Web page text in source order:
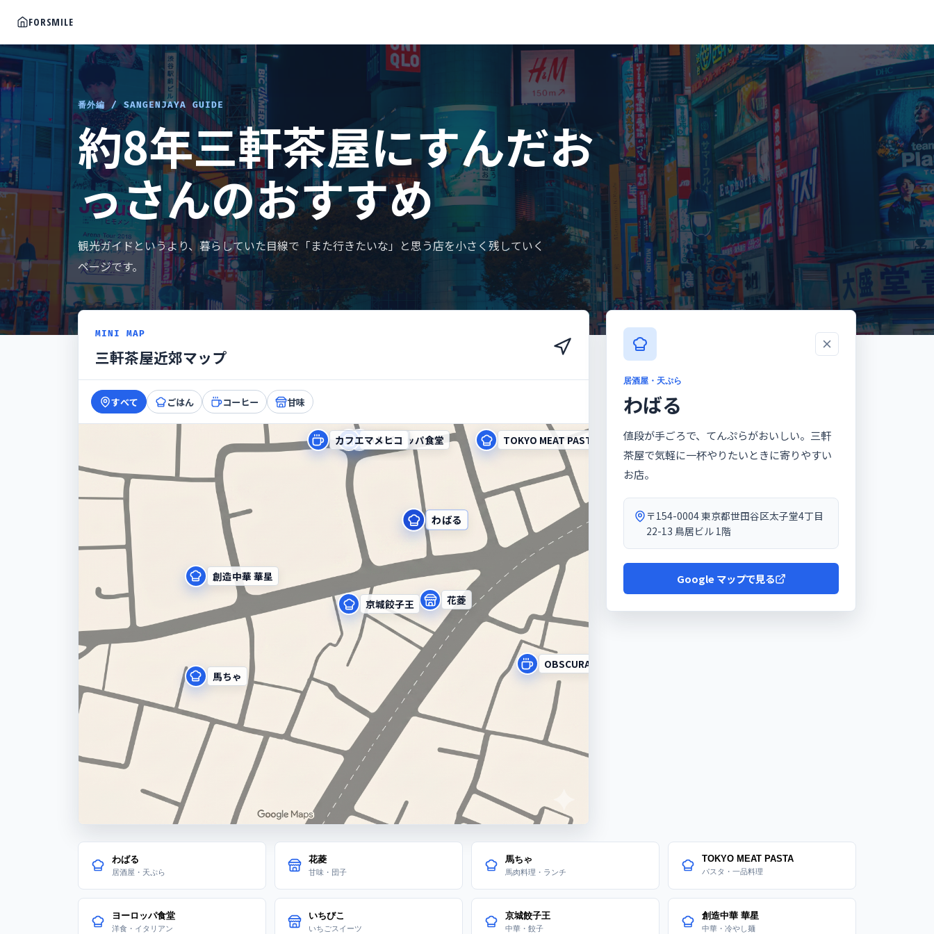
FORSMILE
番外編 / SANGENJAYA GUIDE
約8年三軒茶屋にすんだお
っさんのおすすめ
観光ガイドというより、暮らしていた目線で「また行きたいな」と思う店を小さく残していく
ページです。
MINI MAP
三軒茶屋近郊マップ
すべて ごはん コーヒー 甘味
わばる
花菱
馬ちゃ
TOKYO MEAT PASTA
ヨーロッパ食堂
いちびこ
京城餃子王
創造中華 華星
カフエマメヒコ
OBSCURA COFFEE
居酒屋・天ぷら
わばる
値段が手ごろで、てんぷらがおいしい。三軒
茶屋で気軽に一杯やりたいときに寄りやすい
お店。
〒154-0004 東京都世田谷区太子堂4丁目
22-13 鳥居ビル 1階
Google マップで見る
わばる
居酒屋・天ぷら
花菱
甘味・団子
馬ちゃ
馬肉料理・ランチ
TOKYO MEAT PASTA
パスタ・一品料理
ヨーロッパ食堂
洋食・イタリアン
いちびこ
いちごスイーツ
京城餃子王
中華・餃子
創造中華 華星
中華・冷やし麺